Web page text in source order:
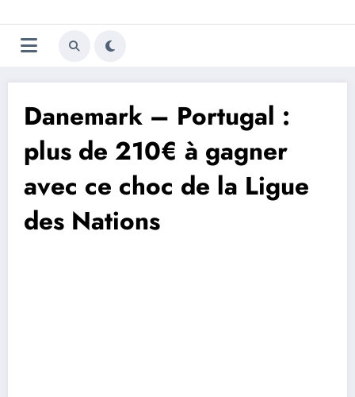
au
contenu
Trivela
L'actualité du football
Danemark – Portugal :
plus de 210€ à gagner
avec ce choc de la Ligue
des Nations